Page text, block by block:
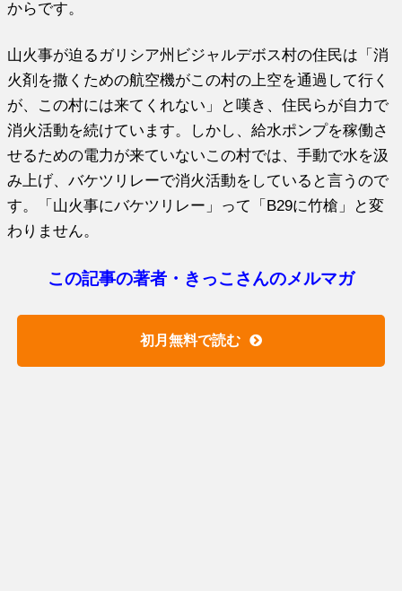
からです。
山火事が迫るガリシア州ビジャルデボス村の住民は「消
火剤を撒くための航空機がこの村の上空を通過して行く
が、この村には来てくれない」と嘆き、住民らが自力で
消火活動を続けています。しかし、給水ポンプを稼働さ
せるための電力が来ていないこの村では、手動で水を汲
み上げ、バケツリレーで消火活動をしていると言うので
す。「山火事にバケツリレー」って「B29に竹槍」と変
わりません。
この記事の著者・きっこさんのメルマガ
初月無料で読む